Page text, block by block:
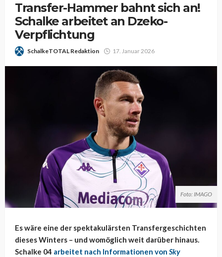
Transfer-Hammer bahnt sich an!
Schalke arbeitet an Dzeko-
Verpflichtung
SchalkeTOTAL Redaktion 17. Januar 2026
Foto: IMAGO
Es wäre eine der spektakulärsten Transfergeschichten
dieses Winters – und womöglich weit darüber hinaus.
Schalke 04 arbeitet nach Informationen von Sky